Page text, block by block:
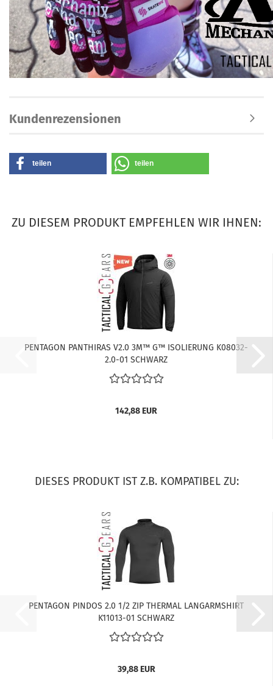
Kundenrezensionen
teilen teilen
ZU DIESEM PRODUKT EMPFEHLEN WIR IHNEN:
PENTAGON PANTHIRAS V2.0 3M™ G™ ISOLIERUNG K08032-
2.0-01 SCHWARZ
142,88 EUR
DIESES PRODUKT IST Z.B. KOMPATIBEL ZU:
PENTAGON PINDOS 2.0 1/2 ZIP THERMAL LANGARMSHIRT
K11013-01 SCHWARZ
39,88 EUR